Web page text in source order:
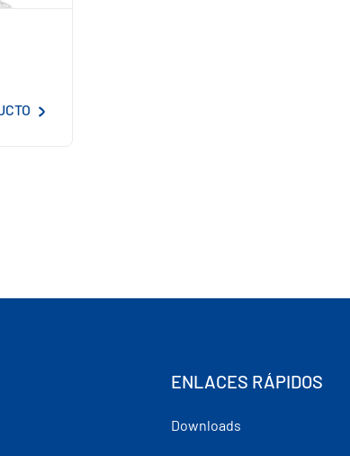
ENLACES RÁPIDOS
Downloads